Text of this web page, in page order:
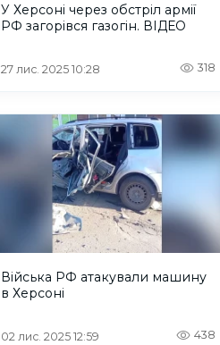
У Херсоні через обстріл армії
РФ загорівся газогін. ВІДЕО
27 лис. 2025 10:28 318
Війська РФ атакували машину
в Херсоні
02 лис. 2025 12:59 438